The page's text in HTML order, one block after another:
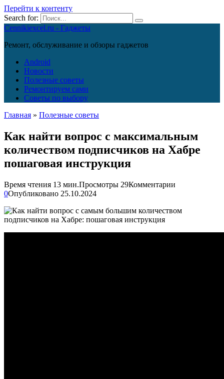
Перейти к контенту
Search for:
Cennikiexcel.ru - Гаджеты
Ремонт, обслуживание и обзоры гаджетов
Android
Новости
Полезные советы
Ремонтируем сами
Советы по выбору
Главная » Полезные советы
Как найти вопрос с максимальным
количеством подписчиков на Хабре
пошаговая инструкция
Время чтения 13 мин.Просмотры 29Комментарии
0Опубликовано 25.10.2024